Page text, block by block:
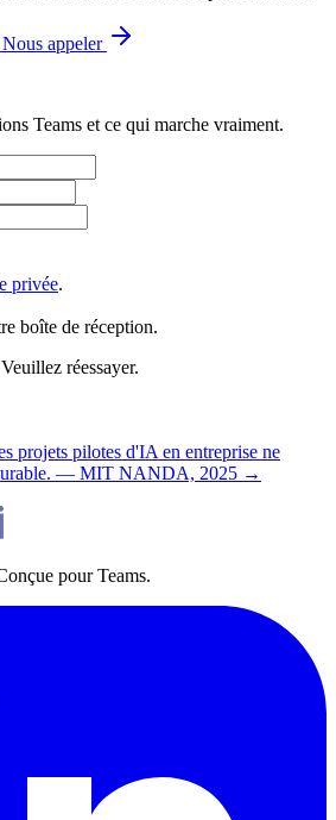
Nous appeler
Teams et ce qui marche vraiment.
privée.
boîte de réception.
réessayer.
projets pilotes d'IA en entreprise ne
— MIT NANDA, 2025 →
pour Teams.